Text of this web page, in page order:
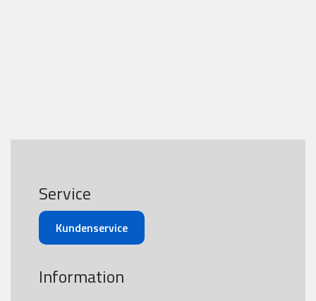
Service
Kundenservice
Information